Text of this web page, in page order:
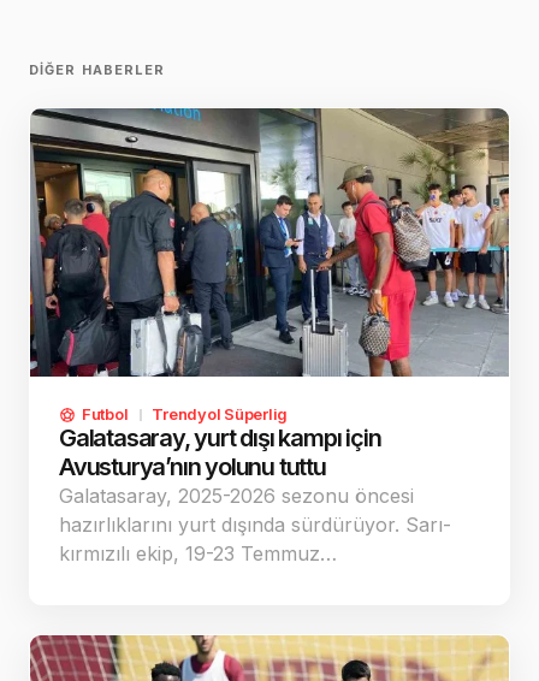
DIĞER HABERLER
Futbol Trendyol Süperlig
Galatasaray, yurt dışı kampı için
Avusturya’nın yolunu tuttu
Galatasaray, 2025-2026 sezonu öncesi
hazırlıklarını yurt dışında sürdürüyor. Sarı-
kırmızılı ekip, 19-23 Temmuz…